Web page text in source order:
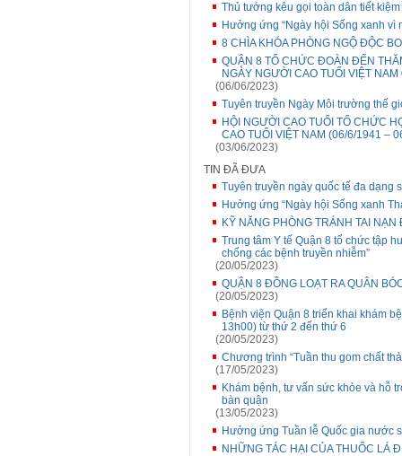
Thủ tướng kêu gọi toàn dân tiết
Hưởng ứng “Ngày hội Sống xanh vì
8 CHÌA KHÓA PHÒNG NGỘ ĐỘC
QUẬN 8 TỔ CHỨC ĐOÀN ĐẾN
NGÀY NGƯỜI CAO TUỔI VIỆT NAM
(06/06/2023)
Tuyên truyền Ngày Môi trường thế
HỘI NGƯỜI CAO TUỔI TỔ CHỨC
CAO TUỔI VIỆT NAM (06/6/1941 –
(03/06/2023)
TIN ĐÃ ĐƯA
Tuyên truyền ngày quốc tế đa dạng
Hưởng ứng “Ngày hội Sống xanh
KỸ NĂNG PHÒNG TRÁNH TAI
Trung tâm Y tế Quận 8 tổ chức tập
chống các bệnh truyền nhiễm”
(20/05/2023)
QUẬN 8 ĐỒNG LOẠT RA QUÂN
(20/05/2023)
Bệnh viện Quận 8 triển khai khám
13h00) từ thứ 2 đến thứ 6
(20/05/2023)
Chương trình “Tuần thu gom chất
(17/05/2023)
Khám bệnh, tư vấn sức khỏe và hỗ
bàn quận
(13/05/2023)
Hưởng ứng Tuần lễ Quốc gia nước
NHỮNG TÁC HẠI CỦA THUỐC LÁ